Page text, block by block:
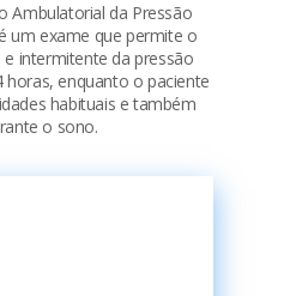
Ambulatorial da Pressão
um exame que permite o
intermitente da pressão
horas, enquanto o paciente
habituais e também
o sono.